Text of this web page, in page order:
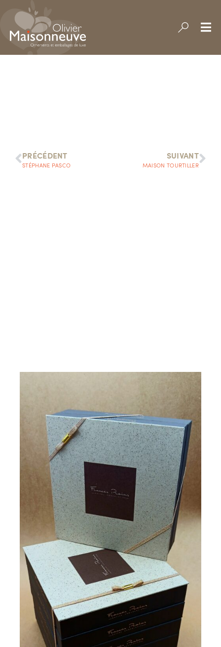
PRÉCÉDENT
STÉPHANE PASCO
SUIVANT
MAISON TOURTILLER